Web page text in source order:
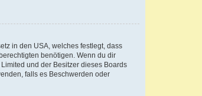
in den USA, welches festlegt, dass
benötigen. Wenn du dir
und der Besitzer dieses Boards
falls es Beschwerden oder